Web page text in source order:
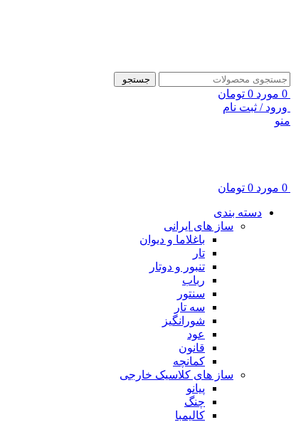
جستجو
0 مورد 0 تومان
ورود / ثبت نام
منو
0 مورد 0 تومان
دسته بندی
ساز های ایرانی
باغلاما و دیوان
تار
تنبور و دوتار
رباب
سنتور
سه تار
شورانگیز
عود
قانون
کمانچه
ساز های کلاسیک خارجی
پیانو
چنگ
کالیمبا